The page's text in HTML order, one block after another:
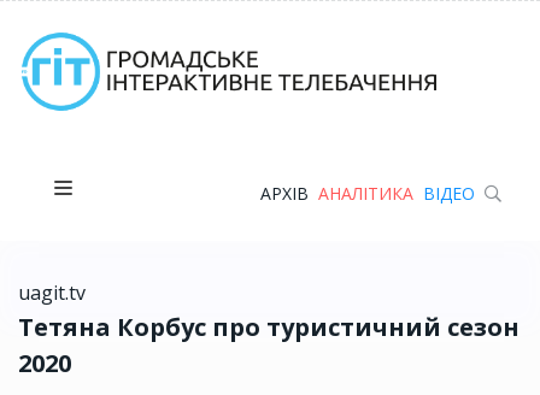
АРХІВ АНАЛІТИКА ВІДЕО
uagit.tv
Тетяна Корбус про туристичний сезон
2020